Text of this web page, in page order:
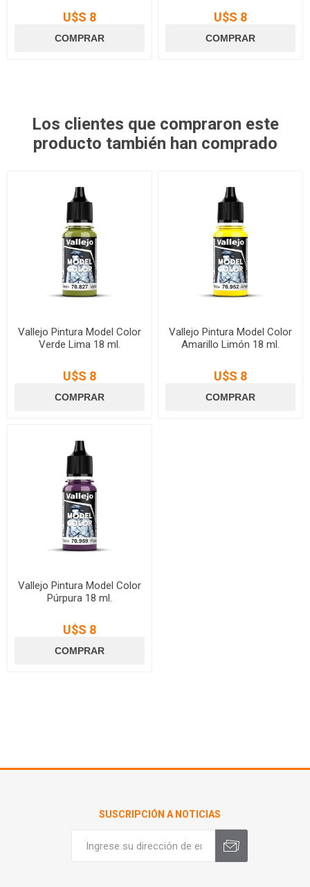
U$S 8 U$S 8
Los clientes que compraron este
producto también han comprado
Vallejo Pintura Model Color
Verde Lima 18 ml.
U$S 8
Vallejo Pintura Model Color
Amarillo Limón 18 ml.
U$S 8
Vallejo Pintura Model Color
Púrpura 18 ml.
U$S 8
SUSCRIPCIÓN A NOTICIAS